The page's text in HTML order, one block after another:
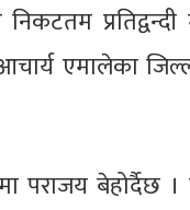
प्रतिद्वन्दी
एमालेका
बेहोर्दैछ ।